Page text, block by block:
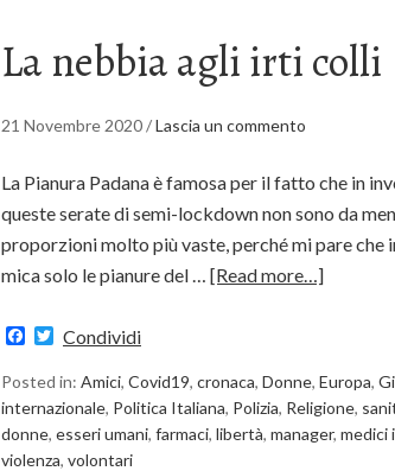
La nebbia agli irti colli
21 Novembre 2020/Lascia un commento
La Pianura Padana è famosa per il fatto che in
queste serate di semi-lockdown non sono da
proporzioni molto più vaste, perché mi pare
mica solo le pianure del … [Read more…]
Facebook
Twitter
Condividi
Posted in: Amici, Covid19, cronaca, Donne, Europa,
internazionale, Politica Italiana, Polizia, Religione,
donne, esseri umani, farmaci, libertà, manager, medici
violenza, volontari